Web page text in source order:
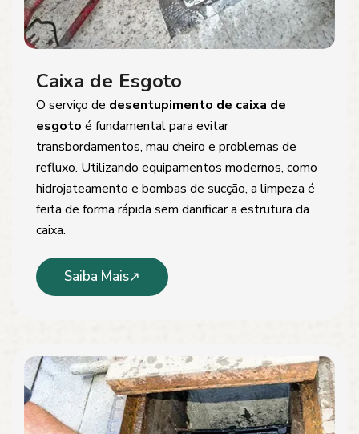
Caixa de Esgoto
O serviço de desentupimento de caixa de
esgoto é fundamental para evitar
transbordamentos, mau cheiro e problemas de
refluxo. Utilizando equipamentos modernos, como
hidrojateamento e bombas de sucção, a limpeza é
feita de forma rápida sem danificar a estrutura da
caixa.
Saiba Mais